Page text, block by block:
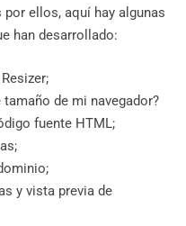
ellos, aquí hay algunas
han desarrollado:
de mi navegador?
fuente HTML;
y vista previa de